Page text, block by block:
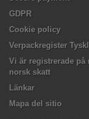
GDPR
Cookie policy
Verpackregister
Vi är registrerade på
norsk skatt
Länkar
Mapa del sitio